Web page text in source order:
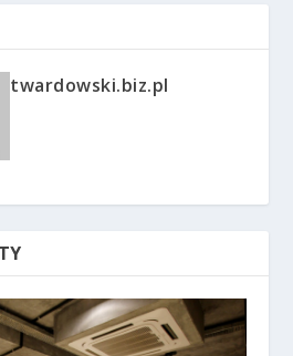
twardowski.biz.pl